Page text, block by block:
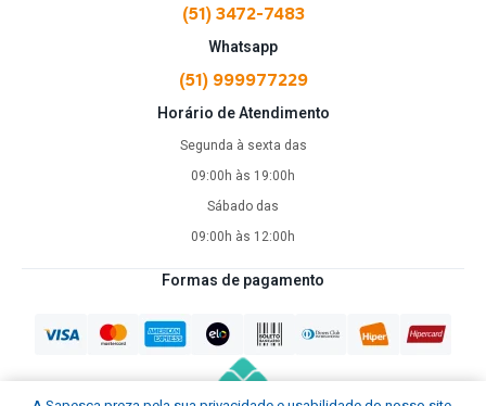
(51) 3472-7483
Whatsapp
(51) 999977229
Horário de Atendimento
Segunda à sexta das
09:00h às 19:00h
Sábado das
09:00h às 12:00h
Formas de pagamento